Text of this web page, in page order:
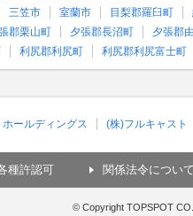
三笠市 室蘭市 目梨郡羅臼町
郡栗山町 夕張郡長沼町 夕張郡
利尻郡利尻町 利尻郡利尻富士町
ールディングス (株)フルキャスト
種許認可 関係法令について
© Copyright TOPSPOT